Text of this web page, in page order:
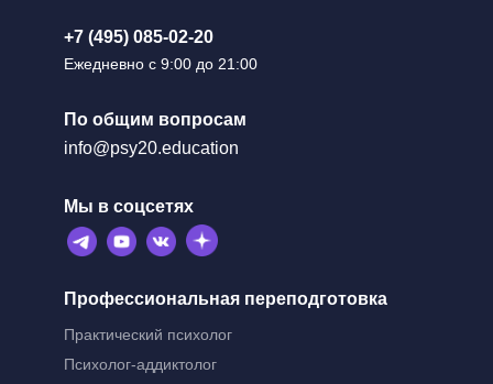
Профессиональная переподготовка
Практический психолог
Психолог-аддиктолог
Мы в соцсетях
По общим вопросам
+7 (495) 085-02-20
Ежедневно с 9:00 до 21:00
info@psy20.education